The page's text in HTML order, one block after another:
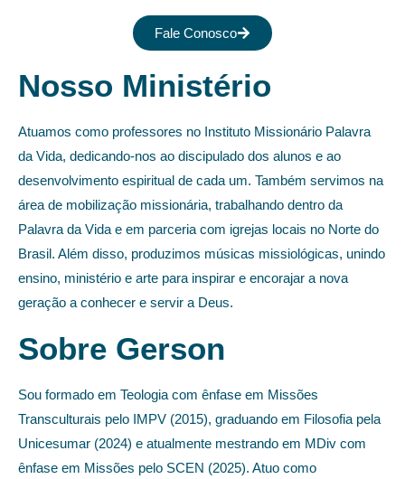
Fale Conosco
Nosso Ministério
Atuamos como professores no Instituto Missionário Palavra
da Vida, dedicando-nos ao discipulado dos alunos e ao
desenvolvimento espiritual de cada um. Também servimos na
área de mobilização missionária, trabalhando dentro da
Palavra da Vida e em parceria com igrejas locais no Norte do
Brasil. Além disso, produzimos músicas missiológicas, unindo
ensino, ministério e arte para inspirar e encorajar a nova
geração a conhecer e servir a Deus.
Sobre Gerson
Sou formado em Teologia com ênfase em Missões
Transculturais pelo IMPV (2015), graduando em Filosofia pela
Unicesumar (2024) e atualmente mestrando em MDiv com
ênfase em Missões pelo SCEN (2025). Atuo como